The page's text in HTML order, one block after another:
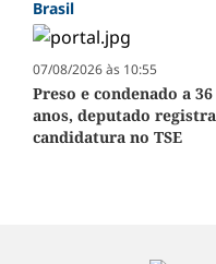
Brasil
07/08/2026 às 10:55
Preso e condenado a 36
anos, deputado registra
candidatura no TSE